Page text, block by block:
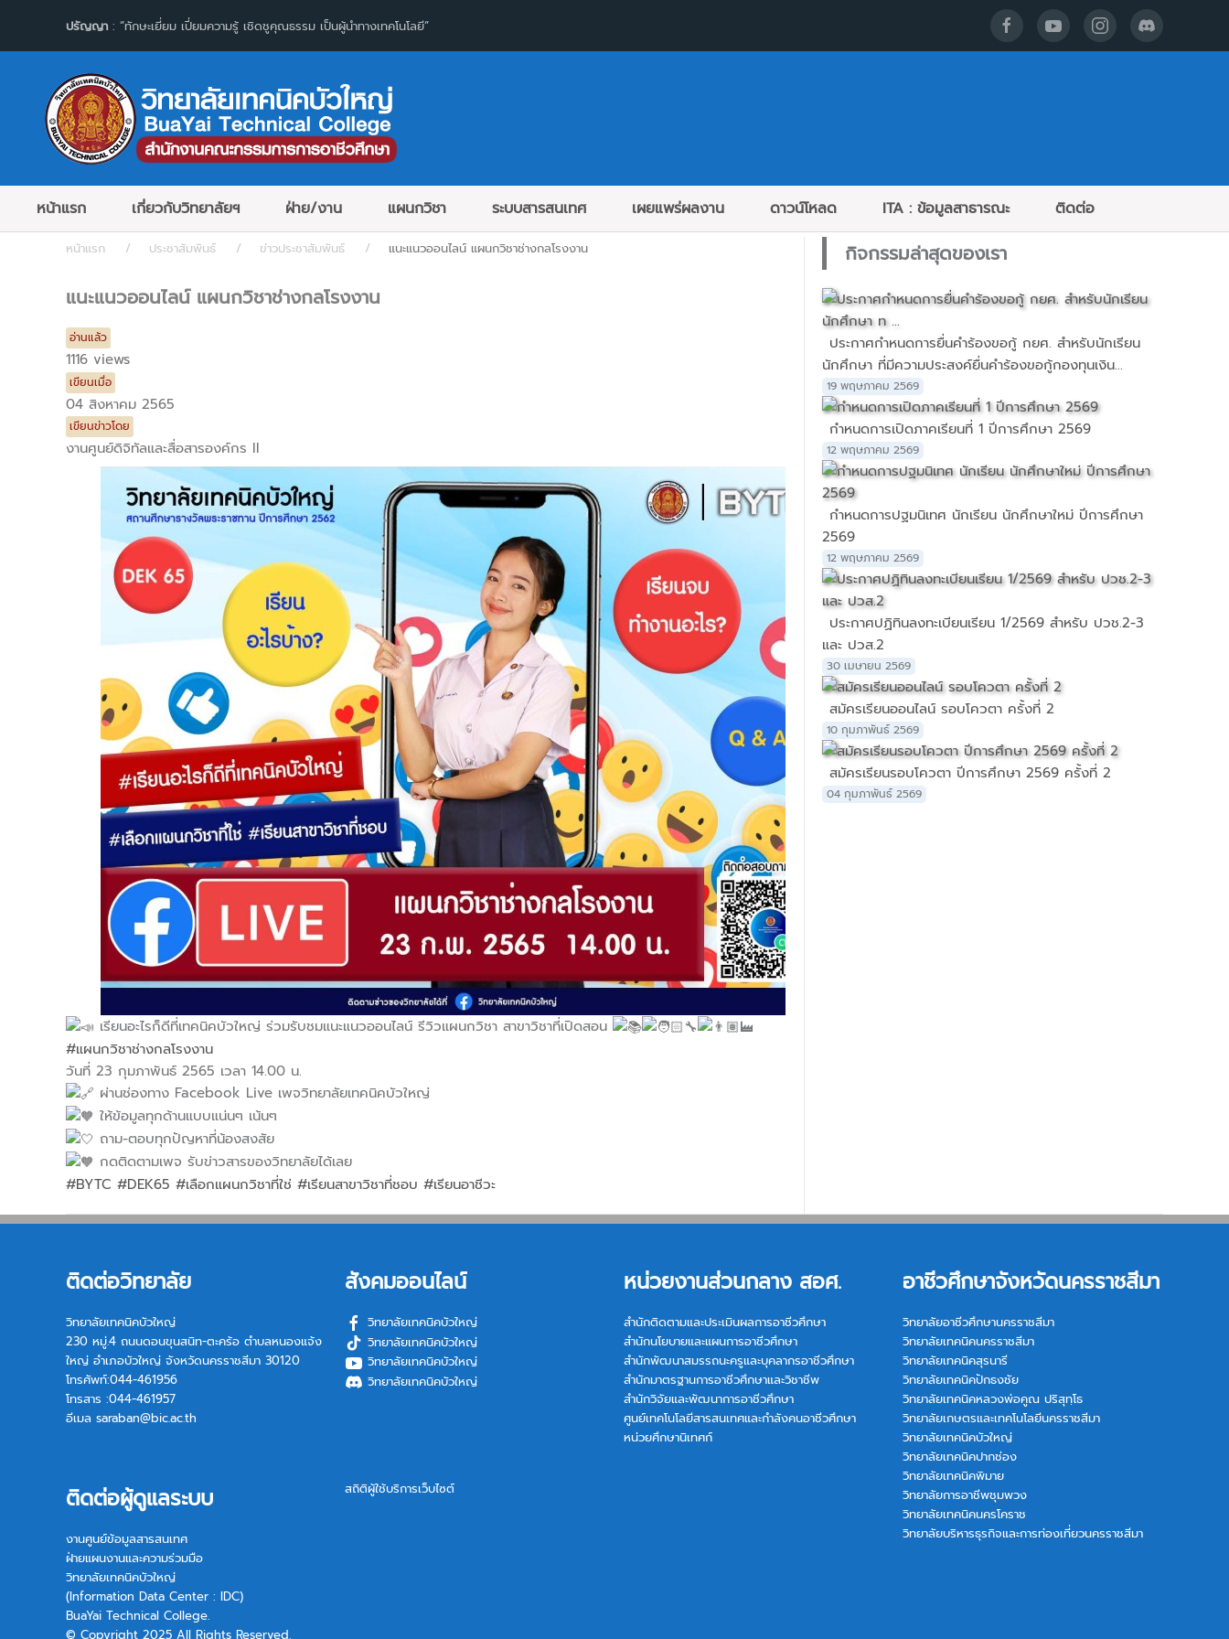
ปรัญญา : “ทักษะเยี่ยม เปี่ยมความรู้ เชิดชูคุณธรรม เป็นผู้นำทางเทคโนโลยี”
หน้าแรก เกี่ยวกับวิทยาลัยฯ ฝ่าย/งาน แผนกวิชา ระบบสารสนเทศ เผยแพร่ผลงาน ดาวน์โหลด ITA : ข้อมูลสาธารณะ ติดต่อ
หน้าแรก ประชาสัมพันธ์ ข่าวประชาสัมพันธ์ แนะแนวออนไลน์ แผนกวิชาช่างกลโรงงาน
แนะแนวออนไลน์ แผนกวิชาช่างกลโรงงาน
อ่านแล้ว
1116 views
เขียนเมื่อ
04 สิงหาคม 2565
เขียนข่าวโดย
งานศูนย์ดิจิทัลและสื่อสารองค์กร II
เรียนอะไรก็ดีที่เทคนิคบัวใหญ่ ร่วมรับชมแนะแนวออนไลน์ รีวิวแผนกวิชา สาขาวิชาที่เปิดสอน
#แผนกวิชาช่างกลโรงงาน
วันที่ 23 กุมภาพันธ์ 2565 เวลา 14.00 น.
ผ่านช่องทาง Facebook Live เพจวิทยาลัยเทคนิคบัวใหญ่
ให้ข้อมูลทุกด้านแบบแน่นๆ เน้นๆ
ถาม-ตอบทุกปัญหาที่น้องสงสัย
กดติดตามเพจ รับข่าวสารของวิทยาลัยได้เลย
#BYTC #DEK65 #เลือกแผนกวิชาที่ใช่ #เรียนสาขาวิชาที่ชอบ #เรียนอาชีวะ
กิจกรรมล่าสุดของเรา
ประกาศกำหนดการยื่นคำร้องขอกู้ กยศ. สำหรับนักเรียน
นักศึกษา ที่มีความประสงค์ยื่นคำร้องขอกู้กองทุนเงิน...
19 พฤษภาคม 2569
กำหนดการเปิดภาคเรียนที่ 1 ปีการศึกษา 2569
12 พฤษภาคม 2569
กำหนดการปฐมนิเทศ นักเรียน นักศึกษาใหม่ ปีการศึกษา
2569
12 พฤษภาคม 2569
ประกาศปฏิทินลงทะเบียนเรียน 1/2569 สำหรับ ปวช.2-3
และ ปวส.2
30 เมษายน 2569
สมัครเรียนออนไลน์ รอบโควตา ครั้งที่ 2
10 กุมภาพันธ์ 2569
สมัครเรียนรอบโควตา ปีการศึกษา 2569 ครั้งที่ 2
04 กุมภาพันธ์ 2569
ติดต่อวิทยาลัย
วิทยาลัยเทคนิคบัวใหญ่
230 หมู่.4 ถนนดอนขุนสนิท-ตะคร้อ ตำบลหนองแจ้ง
ใหญ่ อำเภอบัวใหญ่ จังหวัดนครราชสีมา 30120
โทรศัพท์:044-461956
โทรสาร :044-461957
อีเมล saraban@bic.ac.th
ติดต่อผู้ดูแลระบบ
งานศูนย์ข้อมูลสารสนเทศ
ฝ่ายแผนงานและความร่วมมือ
วิทยาลัยเทคนิคบัวใหญ่
(Information Data Center : IDC)
BuaYai Technical College.
© Copyright 2025 All Rights Reserved.
สังคมออนไลน์
วิทยาลัยเทคนิคบัวใหญ่
วิทยาลัยเทคนิคบัวใหญ่
วิทยาลัยเทคนิคบัวใหญ่
วิทยาลัยเทคนิคบัวใหญ่
สถิติผู้ใช้บริการเว็บไซต์
หน่วยงานส่วนกลาง สอศ.
สำนักติดตามและประเมินผลการอาชีวศึกษา
สำนักนโยบายและแผนการอาชีวศึกษา
สำนักพัฒนาสมรรถนะครูและบุคลากรอาชีวศึกษา
สำนักมาตรฐานการอาชีวศึกษาและวิชาชีพ
สำนักวิจัยและพัฒนาการอาชีวศึกษา
ศูนย์เทคโนโลยีสารสนเทศและกำลังคนอาชีวศึกษา
หน่วยศึกษานิเทศก์
อาชีวศึกษาจังหวัดนครราชสีมา
วิทยาลัยอาชีวศึกษานครราชสีมา
วิทยาลัยเทคนิคนครราชสีมา
วิทยาลัยเทคนิคสุรนารี
วิทยาลัยเทคนิคปักธงชัย
วิทยาลัยเทคนิคหลวงพ่อคูณ ปริสุทฺโธ
วิทยาลัยเกษตรและเทคโนโลยีนครราชสีมา
วิทยาลัยเทคนิคบัวใหญ่
วิทยาลัยเทคนิคปากช่อง
วิทยาลัยเทคนิคพิมาย
วิทยาลัยการอาชีพชุมพวง
วิทยาลัยเทคนิคนครโคราช
วิทยาลัยบริหารธุรกิจและการท่องเที่ยวนครราชสีมา